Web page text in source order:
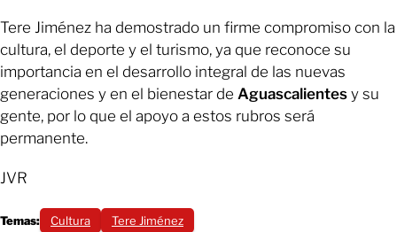
Tere Jiménez ha demostrado un firme compromiso con la
cultura, el deporte y el turismo, ya que reconoce su
importancia en el desarrollo integral de las nuevas
generaciones y en el bienestar de Aguascalientes y su
gente, por lo que el apoyo a estos rubros será
permanente.
JVR
Temas: Cultura Tere Jiménez